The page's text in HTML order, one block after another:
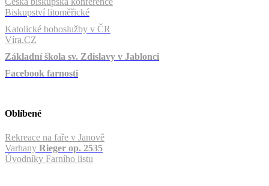
Biskupství litoměřické
Katolické bohoslužby v ČR
Víra.CZ
Základní škola sv. Zdislavy v Jablonci
Facebook farnosti
Oblíbené
Rekreace na faře v Janově
Varhany Rieger op. 2535
Úvodníky Farního listu